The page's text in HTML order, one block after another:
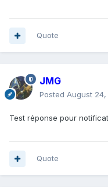
Quote
JMG
Posted August
Test réponse pour
Quote